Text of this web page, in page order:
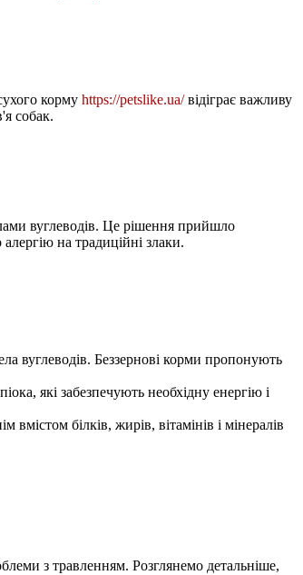
корму https://petslike.ua/відіграє важливу
собак.
вуглеводів. Це рішення прийшло
на традиційні злаки.
вуглеводів. Беззернові корми пропонують
які забезпечують необхідну енергію і
білків, жирів, вітамінів і мінералів
з травленням. Розглянемо детальніше,